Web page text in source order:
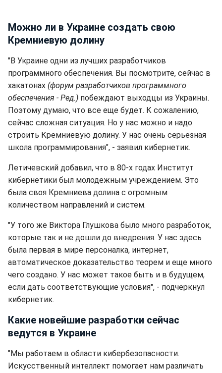
Можно ли в Украине создать свою
Кремниевую долину
"В Украине одни из лучших разработчиков
программного обеспечения. Вы посмотрите, сейчас в
хакатонах (форум разработчиков программного
обеспечения - Ред.) побеждают выходцы из Украины.
Поэтому думаю, что все еще будет. К сожалению,
сейчас сложная ситуация. Но у нас можно и надо
строить Кремниевую долину. У нас очень серьезная
школа программирования", - заявил кибернетик.
Летичевский добавил, что в 80-х годах Институт
кибернетики был молодежным учреждением. Это
была своя Кремниева долина с огромным
количеством направлений и систем.
"У того же Виктора Глушкова было много разработок,
которые так и не дошли до внедрения. У нас здесь
была первая в мире персоналка, интернет,
автоматическое доказательство теорем и еще много
чего создано. У нас может такое быть и в будущем,
если дать соответствующие условия", - подчеркнул
кибернетик.
Какие новейшие разработки сейчас
ведутся в Украине
"Мы работаем в области кибербезопасности.
Искусственный интеллект помогает нам различать